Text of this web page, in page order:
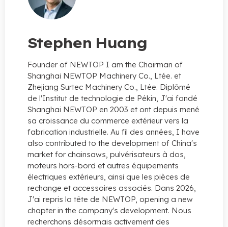
Stephen Huang
Founder of NEWTOP I am the Chairman of
Shanghai NEWTOP Machinery Co., Ltée. et
Zhejiang Surtec Machinery Co., Ltée. Diplômé
de l'Institut de technologie de Pékin, J'ai fondé
Shanghai NEWTOP en 2003 et ont depuis mené
sa croissance du commerce extérieur vers la
fabrication industrielle. Au fil des années, I have
also contributed to the development of China's
market for chainsaws, pulvérisateurs à dos,
moteurs hors-bord et autres équipements
électriques extérieurs, ainsi que les pièces de
rechange et accessoires associés. Dans 2026,
J'ai repris la tête de NEWTOP, opening a new
chapter in the company's development. Nous
recherchons désormais activement des